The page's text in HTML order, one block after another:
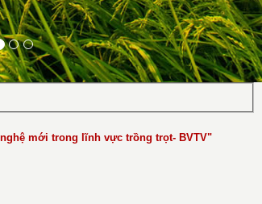
mới trong lĩnh vực trồng trọt- BVTV"